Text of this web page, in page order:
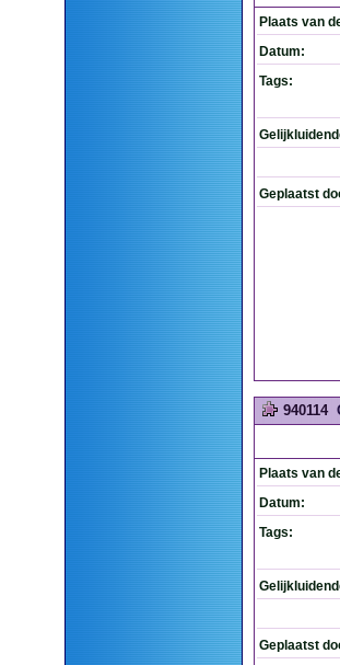
Plaats van
Datum:
Tags:
Geplaatst
940114
Plaats van
Datum:
Tags:
Geplaatst